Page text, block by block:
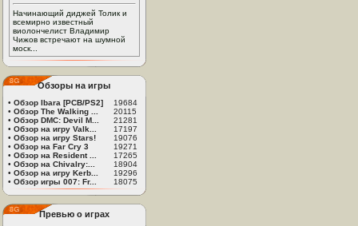
Начинающий диджей Толик и
всемирно известный
виолончелист Владимир
Чижов встречают на шумной
моск...
Обзоры на игры
• Обзор Ibara [PCB/PS2]
19684
• Обзор The Walking ...
20115
• Обзор DMC: Devil M...
21281
• Обзор на игру Valk...
17197
• Обзор на игру Stars!
19076
• Обзор на Far Cry 3
19271
• Обзор на Resident ...
17265
• Обзор на Chivalry:...
18904
• Обзор на игру Kerb...
19296
• Обзор игры 007: Fr... 18075
Превью о играх